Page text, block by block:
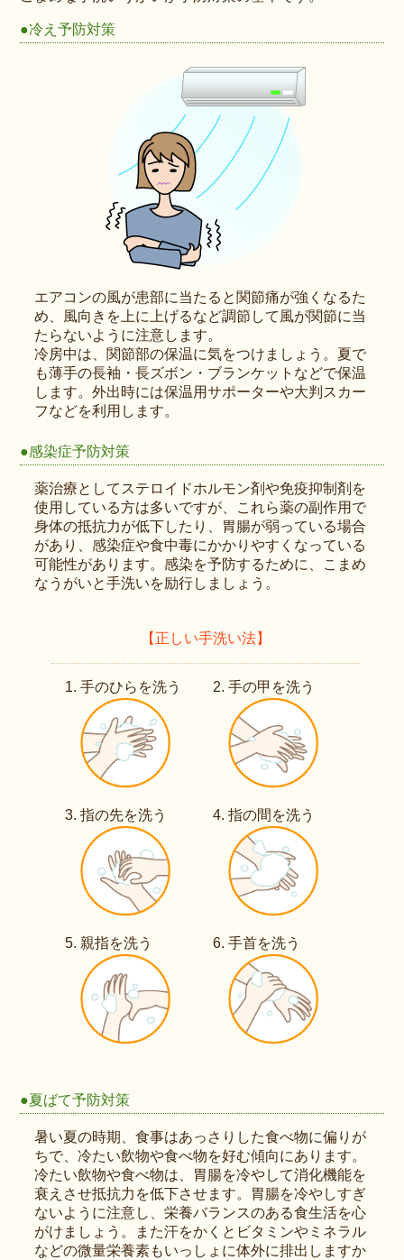
●冷え予防対策
エアコンの風が患部に当たると関節痛が強くなるた
め、風向きを上に上げるなど調節して風が関節に当
たらないように注意します。
冷房中は、関節部の保温に気をつけましょう。夏で
も薄手の長袖・長ズボン・ブランケットなどで保温
します。外出時には保温用サポーターや大判スカー
フなどを利用します。
●感染症予防対策
薬治療としてステロイドホルモン剤や免疫抑制剤を
使用している方は多いですが、これら薬の副作用で
身体の抵抗力が低下したり、胃腸が弱っている場合
があり、感染症や食中毒にかかりやすくなっている
可能性があります。感染を予防するために、こまめ
なうがいと手洗いを励行しましょう。
【正しい手洗い法】
手のひらを洗う 手の甲を洗う
指の先を洗う 指の間を洗う
親指を洗う 手首を洗う
●夏ばて予防対策
暑い夏の時期、食事はあっさりした食べ物に偏りが
ちで、冷たい飲物や食べ物を好む傾向にあります。
冷たい飲物や食べ物は、胃腸を冷やして消化機能を
衰えさせ抵抗力を低下させます。胃腸を冷やしすぎ
ないように注意し、栄養バランスのある食生活を心
がけましょう。また汗をかくとビタミンやミネラル
などの微量栄養素もいっしょに体外に排出しますか